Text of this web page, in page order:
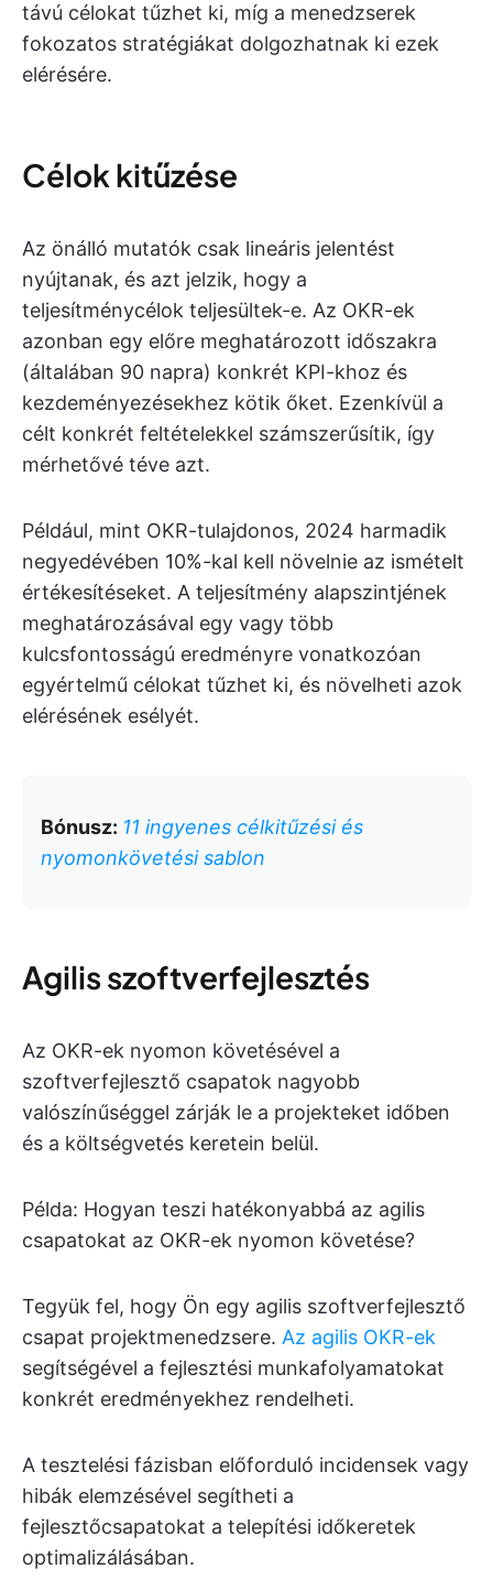
távú célokat tűzhet ki, míg a menedzserek
fokozatos stratégiákat dolgozhatnak ki ezek
elérésére.
Célok kitűzése
Az önálló mutatók csak lineáris jelentést
nyújtanak, és azt jelzik, hogy a
teljesítménycélok teljesültek-e. Az OKR-ek
azonban egy előre meghatározott időszakra
(általában 90 napra) konkrét KPI-khoz és
kezdeményezésekhez kötik őket. Ezenkívül a
célt konkrét feltételekkel számszerűsítik, így
mérhetővé téve azt.
Például, mint OKR-tulajdonos, 2024 harmadik
negyedévében 10%-kal kell növelnie az ismételt
értékesítéseket. A teljesítmény alapszintjének
meghatározásával egy vagy több
kulcsfontosságú eredményre vonatkozóan
egyértelmű célokat tűzhet ki, és növelheti azok
elérésének esélyét.
Bónusz: 11 ingyenes célkitűzési és
nyomonkövetési sablon
Agilis szoftverfejlesztés
Az OKR-ek nyomon követésével a
szoftverfejlesztő csapatok nagyobb
valószínűséggel zárják le a projekteket időben
és a költségvetés keretein belül.
Példa: Hogyan teszi hatékonyabbá az agilis
csapatokat az OKR-ek nyomon követése?
Tegyük fel, hogy Ön egy agilis szoftverfejlesztő
csapat projektmenedzsere. Az agilis OKR-ek
segítségével a fejlesztési munkafolyamatokat
konkrét eredményekhez rendelheti.
A tesztelési fázisban előforduló incidensek vagy
hibák elemzésével segítheti a
fejlesztőcsapatokat a telepítési időkeretek
optimalizálásában.